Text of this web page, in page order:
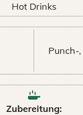
Hot Drinks
Punch-
Zubereitung: